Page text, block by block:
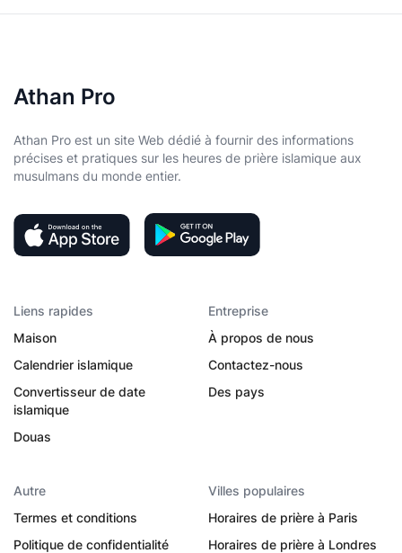
Athan Pro
Athan Pro est un site Web dédié à fournir des informations
précises et pratiques sur les heures de prière islamique aux
musulmans du monde entier.
Liens rapides
Maison
Calendrier islamique
Convertisseur de date
islamique
Douas
Entreprise
À propos de nous
Contactez-nous
Des pays
Autre
Termes et conditions
Politique de confidentialité
Villes populaires
Horaires de prière à Paris
Horaires de prière à Londres